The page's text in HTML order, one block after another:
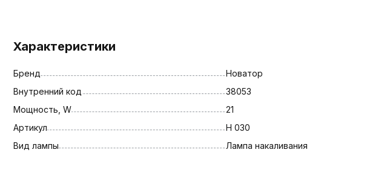
Характеристики
Бренд
Новатор
Внутренний код
38053
Мощность, W
21
Артикул
Н 030
Вид лампы
Лампа накаливания